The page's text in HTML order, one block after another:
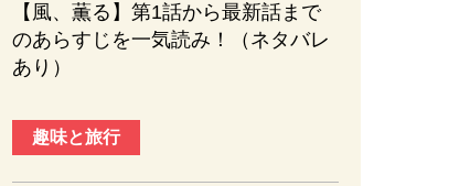
【風、薫る】第1話から最新話まで
のあらすじを一気読み！（ネタバレ
あり）
趣味と旅行